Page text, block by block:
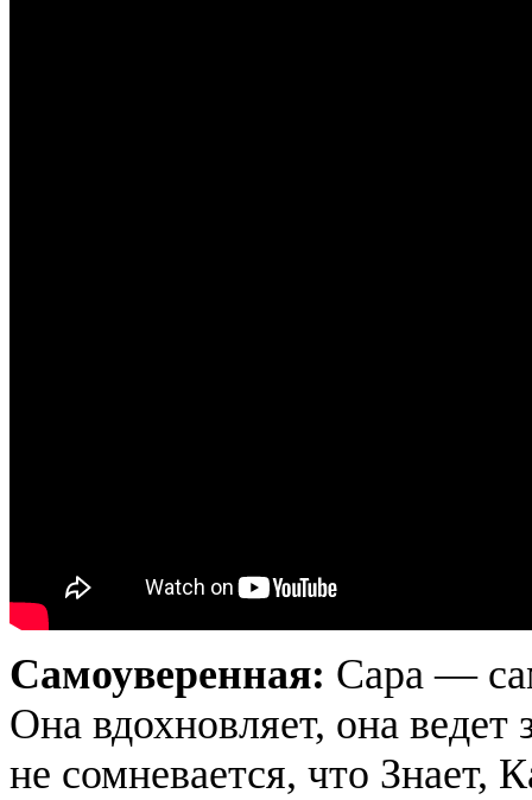
Самоуверенная: Сара —
Она вдохновляет, она ведет
не сомневается, что Знает,